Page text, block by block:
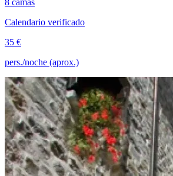
8 camas
Calendario verificado
35 €
pers./noche (aprox.)